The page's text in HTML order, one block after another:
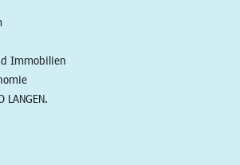
Immobilien
LANGEN.